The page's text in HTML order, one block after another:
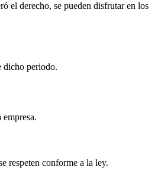
el derecho, se pueden disfrutar en los
dicho periodo.
respeten conforme a la ley.